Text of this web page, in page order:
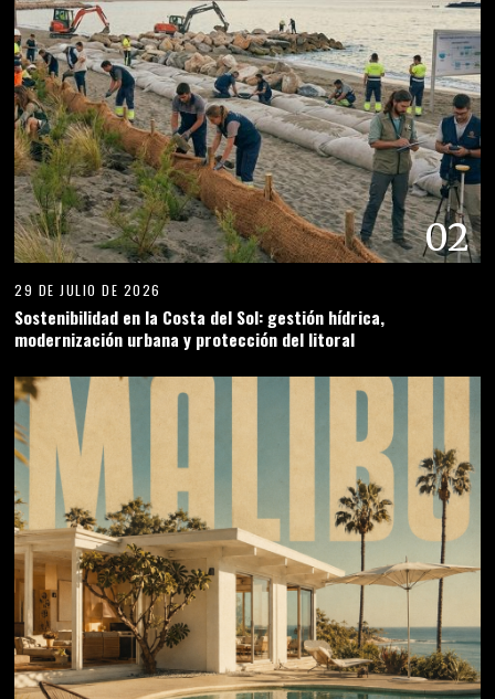
02
29 DE JULIO DE 2026
Sostenibilidad en la Costa del Sol: gestión hídrica,
modernización urbana y protección del litoral